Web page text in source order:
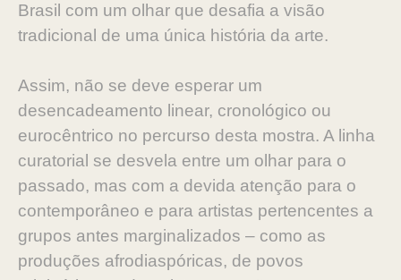
Brasil com um olhar que desafia a visão
tradicional de uma única história da arte.
Assim, não se deve esperar um
desencadeamento linear, cronológico ou
eurocêntrico no percurso desta mostra. A linha
curatorial se desvela entre um olhar para o
passado, mas com a devida atenção para o
contemporâneo e para artistas pertencentes a
grupos antes marginalizados – como as
produções afrodiaspóricas, de povos